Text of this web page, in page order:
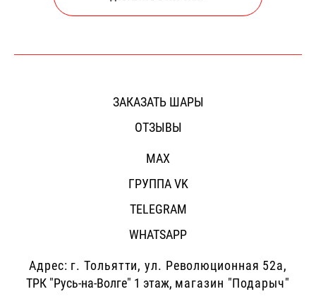
ЗАКАЗАТЬ ШАРЫ
ОТЗЫВЫ
MAX
ГРУППА VK
TELEGRAM
WHATSAPP
Адрес: г. Тольятти, ул. Революционная 52а,
ТРК "Русь-на-Волге" 1 этаж, магазин "Подарыч"